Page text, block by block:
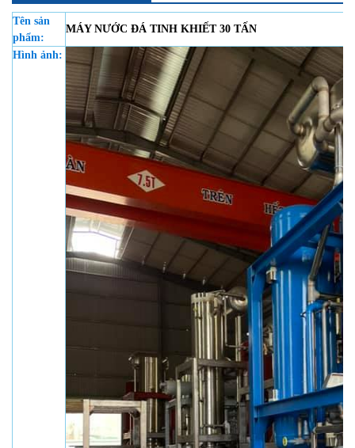
Tên sản
phẩm:
MÁY NƯỚC ĐÁ TINH KHIẾT 30 TẤN
Hình ảnh: